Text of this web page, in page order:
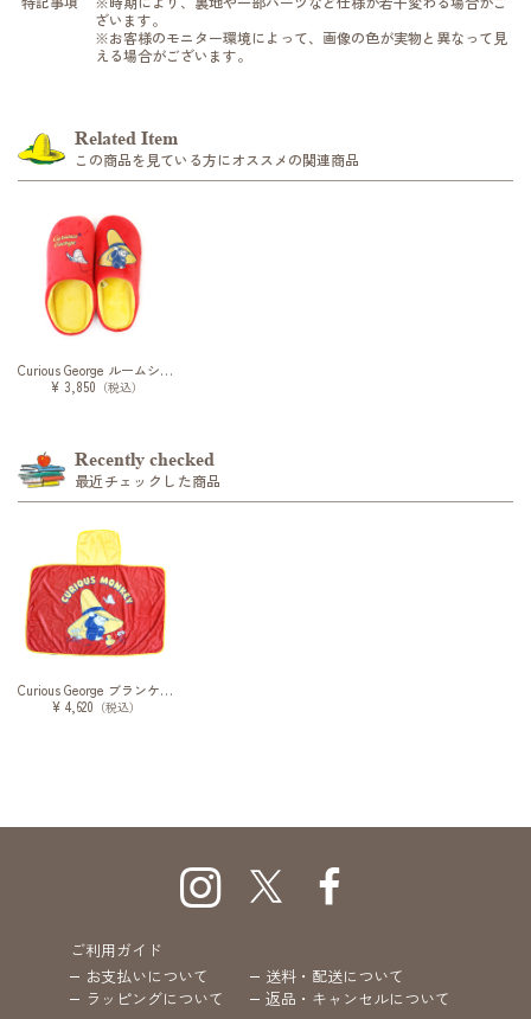
ざいます。
※お客様のモニター環境によって、画像の色が実物と異なって見
える場合がございます。
Related Item
この商品を見ている方にオススメの関連商品
Curious George ルームシューズ
¥ 3,850 （税込）
Recently checked
最近チェックした商品
Curious George ブランケット
¥ 4,620 （税込）
ご利用ガイド
お支払いについて
送料・配送について
ラッピングについて
返品・キャンセルについて